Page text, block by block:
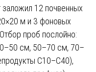
заложил 12 почвенных
м и 3 фоновых
проб послойно:
см, 50–70 см, 70–
C10–C40),